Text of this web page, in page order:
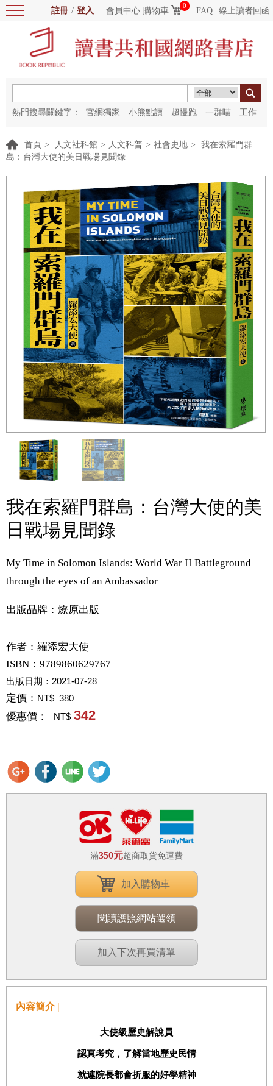
註冊 / 登入 會員中心 購物車
0
FAQ 線上讀者回函
熱門搜尋關鍵字： 官網獨家 小熊點讀 超慢跑 一群喵 工作
首頁 > 人文社科館 > 人文科普 > 社會史地 >
我在索羅門群
島：台灣大使的美日戰場見聞錄
我在索羅門群島：台灣大使的美
日戰場見聞錄
My Time in Solomon Islands: World War II Battleground
through the eyes of an Ambassador
出版品牌：燎原出版
作者： 羅添宏大使
ISBN：9789860629767
出版日期： 2021-07-28
定價： NT$ 380
優惠價： NT$ 342
滿350元超商取貨免運費
加入購物車
閱讀護照網站選領
加入下次再買清單
內容簡介 |
大使級歷史解說員
認真考究，了解當地歷史民情
就連院長都會折服的好學精神